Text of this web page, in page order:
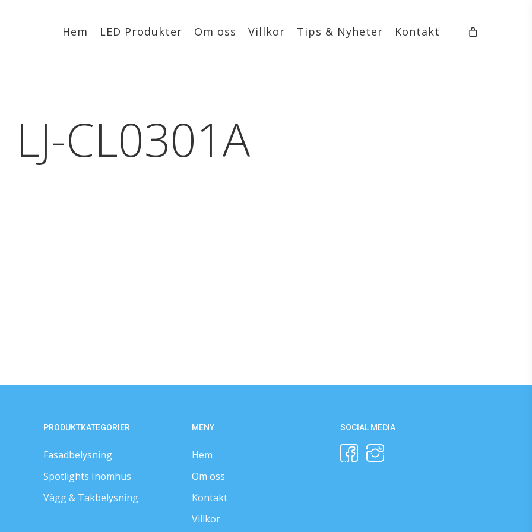
Hem LED Produkter Om oss Villkor Tips & Nyheter Kontakt
LJ-CL0301A
PRODUKTKATEGORIER
Fasadbelysning
Spotlights Inomhus
Vägg & Takbelysning
MENY
Hem
Om oss
Kontakt
Villkor
SOCIAL MEDIA